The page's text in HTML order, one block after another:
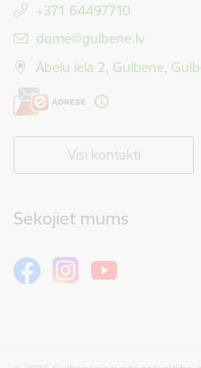
+371 64497710
E-pasts:
dome@gulbene.lv
Ābeļu iela 2, Gulbene,
Visi kontakti
Sekojiet mums